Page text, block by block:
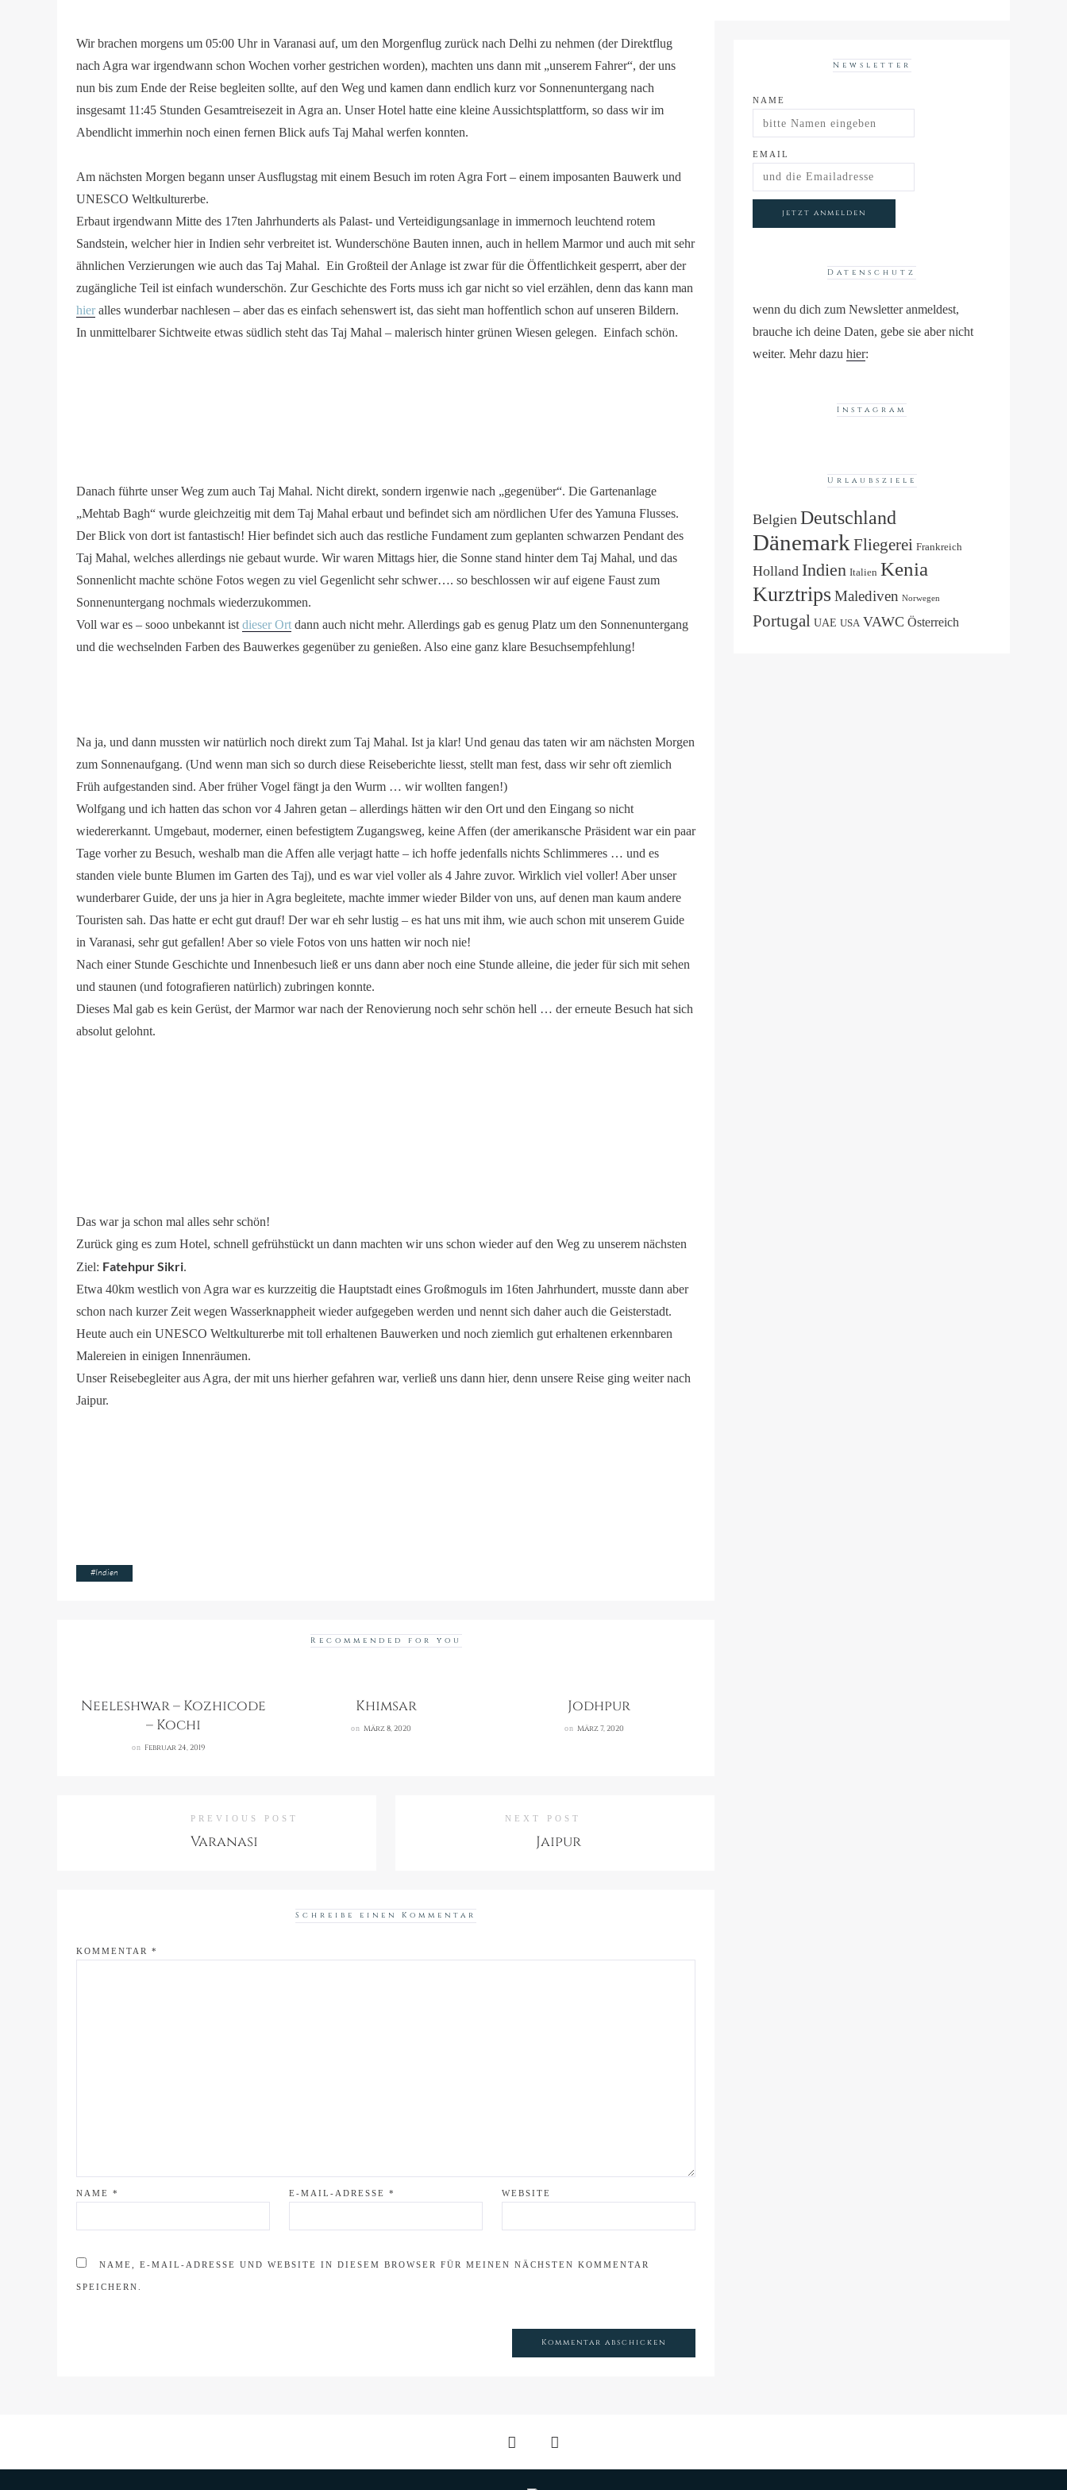
Wir brachen morgens um 05:00 Uhr in Varanasi auf, um den Morgenflug zurück nach Delhi zu nehmen (der Direktflug
nach Agra war irgendwann schon Wochen vorher gestrichen worden), machten uns dann mit „unserem Fahrer“, der uns
nun bis zum Ende der Reise begleiten sollte, auf den Weg und kamen dann endlich kurz vor Sonnenuntergang nach
insgesamt 11:45 Stunden Gesamtreisezeit in Agra an. Unser Hotel hatte eine kleine Aussichtsplattform, so dass wir im
Abendlicht immerhin noch einen fernen Blick aufs Taj Mahal werfen konnten.
Am nächsten Morgen begann unser Ausflugstag mit einem Besuch im roten Agra Fort – einem imposanten Bauwerk und
UNESCO Weltkulturerbe.
Erbaut irgendwann Mitte des 17ten Jahrhunderts als Palast- und Verteidigungsanlage in immernoch leuchtend rotem
Sandstein, welcher hier in Indien sehr verbreitet ist. Wunderschöne Bauten innen, auch in hellem Marmor und auch mit sehr
ähnlichen Verzierungen wie auch das Taj Mahal. Ein Großteil der Anlage ist zwar für die Öffentlichkeit gesperrt, aber der
zugängliche Teil ist einfach wunderschön. Zur Geschichte des Forts muss ich gar nicht so viel erzählen, denn das kann man
hier alles wunderbar nachlesen – aber das es einfach sehenswert ist, das sieht man hoffentlich schon auf unseren Bildern.
In unmittelbarer Sichtweite etwas südlich steht das Taj Mahal – malerisch hinter grünen Wiesen gelegen. Einfach schön.
Danach führte unser Weg zum auch Taj Mahal. Nicht direkt, sondern irgenwie nach „gegenüber“. Die Gartenanlage
„Mehtab Bagh“ wurde gleichzeitig mit dem Taj Mahal erbaut und befindet sich am nördlichen Ufer des Yamuna Flusses.
Der Blick von dort ist fantastisch! Hier befindet sich auch das restliche Fundament zum geplanten schwarzen Pendant des
Taj Mahal, welches allerdings nie gebaut wurde. Wir waren Mittags hier, die Sonne stand hinter dem Taj Mahal, und das
Sonnenlicht machte schöne Fotos wegen zu viel Gegenlicht sehr schwer…. so beschlossen wir auf eigene Faust zum
Sonnenuntergang nochmals wiederzukommen.
Voll war es – sooo unbekannt ist dieser Ort dann auch nicht mehr. Allerdings gab es genug Platz um den Sonnenuntergang
und die wechselnden Farben des Bauwerkes gegenüber zu genießen. Also eine ganz klare Besuchsempfehlung!
Na ja, und dann mussten wir natürlich noch direkt zum Taj Mahal. Ist ja klar! Und genau das taten wir am nächsten Morgen
zum Sonnenaufgang. (Und wenn man sich so durch diese Reiseberichte liesst, stellt man fest, dass wir sehr oft ziemlich
Früh aufgestanden sind. Aber früher Vogel fängt ja den Wurm … wir wollten fangen!)
Wolfgang und ich hatten das schon vor 4 Jahren getan – allerdings hätten wir den Ort und den Eingang so nicht
wiedererkannt. Umgebaut, moderner, einen befestigtem Zugangsweg, keine Affen (der amerikansche Präsident war ein paar
Tage vorher zu Besuch, weshalb man die Affen alle verjagt hatte – ich hoffe jedenfalls nichts Schlimmeres … und es
standen viele bunte Blumen im Garten des Taj), und es war viel voller als 4 Jahre zuvor. Wirklich viel voller! Aber unser
wunderbarer Guide, der uns ja hier in Agra begleitete, machte immer wieder Bilder von uns, auf denen man kaum andere
Touristen sah. Das hatte er echt gut drauf! Der war eh sehr lustig – es hat uns mit ihm, wie auch schon mit unserem Guide
in Varanasi, sehr gut gefallen! Aber so viele Fotos von uns hatten wir noch nie!
Nach einer Stunde Geschichte und Innenbesuch ließ er uns dann aber noch eine Stunde alleine, die jeder für sich mit sehen
und staunen (und fotografieren natürlich) zubringen konnte.
Dieses Mal gab es kein Gerüst, der Marmor war nach der Renovierung noch sehr schön hell … der erneute Besuch hat sich
absolut gelohnt.
Das war ja schon mal alles sehr schön!
Zurück ging es zum Hotel, schnell gefrühstückt un dann machten wir uns schon wieder auf den Weg zu unserem nächsten
Ziel: Fatehpur Sikri.
Etwa 40km westlich von Agra war es kurzzeitig die Hauptstadt eines Großmoguls im 16ten Jahrhundert, musste dann aber
schon nach kurzer Zeit wegen Wasserknappheit wieder aufgegeben werden und nennt sich daher auch die Geisterstadt.
Heute auch ein UNESCO Weltkulturerbe mit toll erhaltenen Bauwerken und noch ziemlich gut erhaltenen erkennbaren
Malereien in einigen Innenräumen.
Unser Reisebegleiter aus Agra, der mit uns hierher gefahren war, verließ uns dann hier, denn unsere Reise ging weiter nach
Jaipur.
#Indien
Recommended for you
Neeleshwar – Kozhicode
– Kochi
on Februar 24, 2019
Khimsar
on März 8, 2020
Jodhpur
on März 7, 2020
PREVIOUS POST
Varanasi
NEXT POST
Jaipur
Schreibe einen Kommentar
KOMMENTAR *
NAME * E-MAIL-ADRESSE * WEBSITE
NAME, E-MAIL-ADRESSE UND WEBSITE IN DIESEM BROWSER FÜR MEINEN NÄCHSTEN KOMMENTAR
SPEICHERN.
Newsletter
NAME
EMAIL
Datenschutz
wenn du dich zum Newsletter anmeldest,
brauche ich deine Daten, gebe sie aber nicht
weiter. Mehr dazu hier:
Instagram
Urlaubsziele
Belgien Deutschland
Dänemark Fliegerei Frankreich
Holland Indien Italien Kenia
Kurztrips Malediven Norwegen
Portugal UAE USA VAWC Österreich